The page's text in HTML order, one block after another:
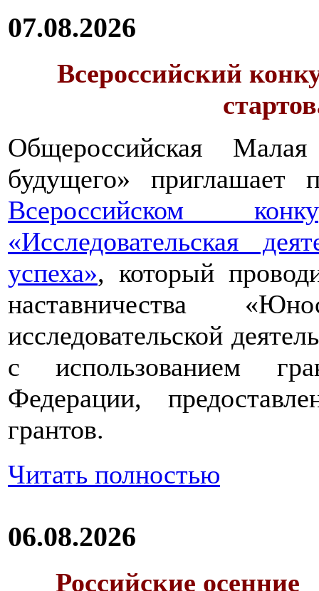
07.08.2026
Всероссийский
Общероссийская
будущего» приглашает
Всероссийском
«Исследовательская
успеха», который
наставничества
исследовательской
с использованием
Федерации,
грантов.
Читать полностью
06.08.2026
Российские осенние